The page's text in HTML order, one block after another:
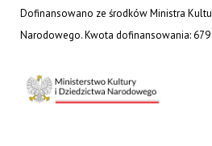
Dofinansowano ze środków Ministra
Narodowego. Kwota dofinansowania: 679